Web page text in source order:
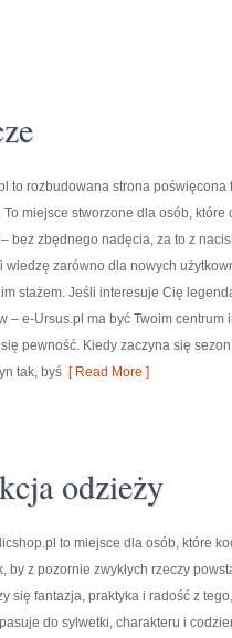
to rozbudowana strona
To miejsce stworzone dla osób,
bez zbędnego nadęcia, za to z
wiedzę zarówno dla nowych
stażem. Jeśli interesuje Cię
– e-Ursus.pl ma być Twoim
pewność. Kiedy zaczyna się
tak, byś [ Read More ]
odzieży
to miejsce dla osób, które
by z pozornie zwykłych rzeczy
się fantazja, praktyka i radość z
do sylwetki, charakteru i